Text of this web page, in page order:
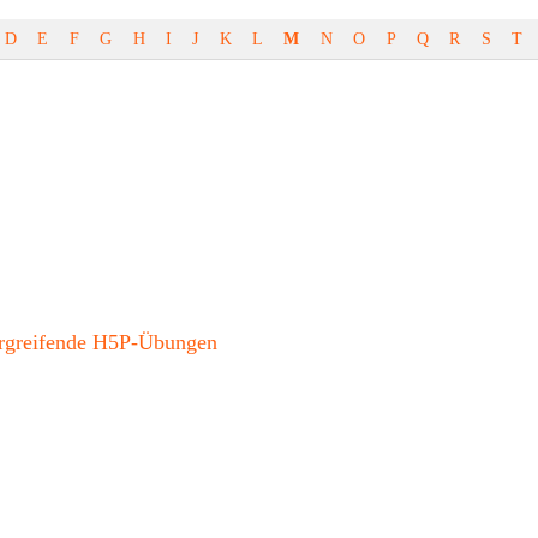
D E F G H I J K L M N O P Q R S T
H5P-Übungen